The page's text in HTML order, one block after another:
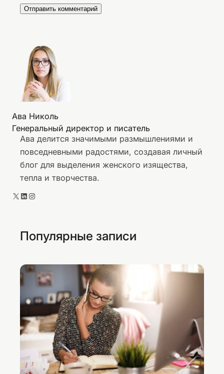
Ава Николь
Генеральный директор и писатель
Ава делится значимыми размышлениями и
повседневными радостями, создавая личный
блог для выделения женского изящества,
тепла и творчества.
X LinkedIn Instagram
Популярные записи